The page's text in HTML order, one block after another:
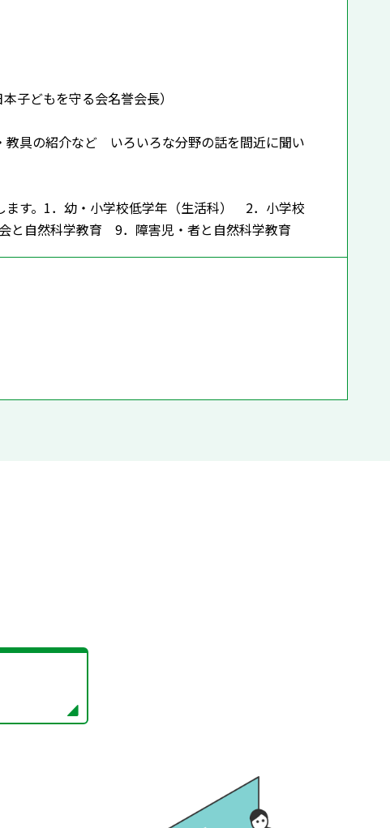
子どもを守る会名誉会長）
具の紹介など いろいろな分野の話を間近に聞い
ます。1．幼・小学校低学年（生活科） 2．小学校
自然科学教育 9．障害児・者と自然科学教育